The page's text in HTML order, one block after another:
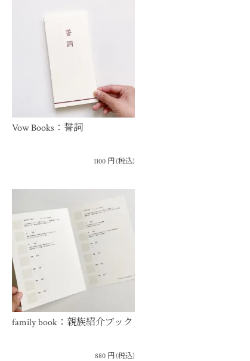
Vow Books：誓詞
1100 円(税込)
family book：親族紹介ブック
880 円(税込)